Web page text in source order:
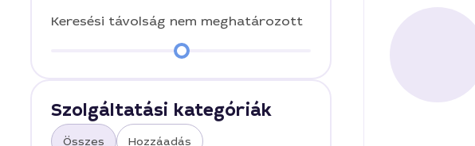
Keresési távolság nem meghatározott
Szolgáltatási kategóriák
Összes Hozzáadás